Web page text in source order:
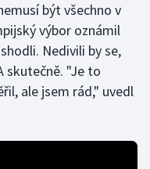
být všechno v
výbor oznámil
Nedivili by se,
skutečně. "Je to
ale jsem rád," uvedl